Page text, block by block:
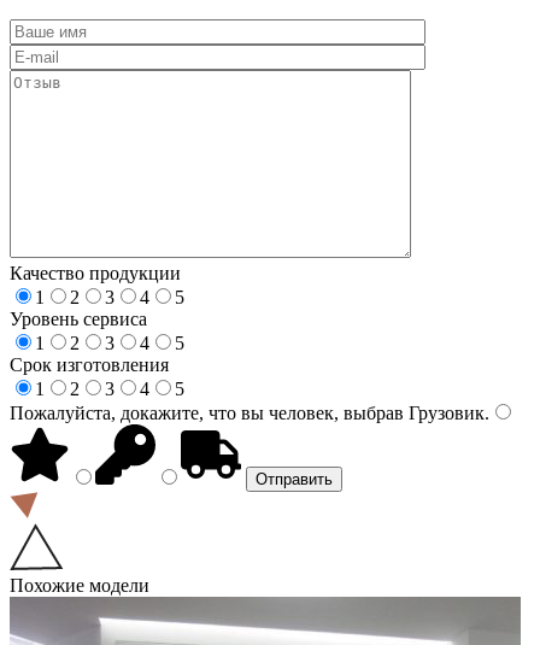
Качество продукции
1
2 3 4
5
Уровень сервиса
1
2 3 4
5
Срок изготовления
1
2 3 4
5
Пожалуйста, докажите, что вы человек, выбрав Грузовик.
Похожие модели